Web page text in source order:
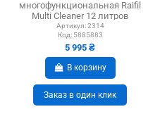
многофункциональная Raifil
Multi Cleaner 12 литров
Артикул:2314
Код: 5885883
5 995 ₴
В корзину
Заказ в один клик